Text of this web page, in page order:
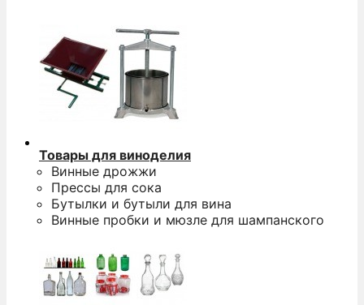
Товары для виноделия
Винные дрожжи
Прессы для сока
Бутылки и бутыли для вина
Винные пробки и мюзле для шампанского